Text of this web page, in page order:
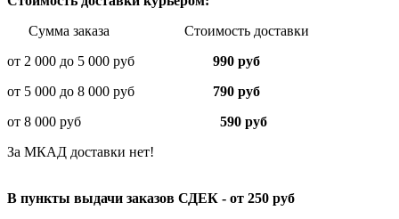
Сумма заказа Стоимость доставки
от 2 000 до 5 000 руб
990 руб
от 5 000 до 8 000 руб 790 руб
от 8 000 руб 590 руб
За МКАД доставки нет!
В пункты выдачи заказов СДЕК - от 250 руб